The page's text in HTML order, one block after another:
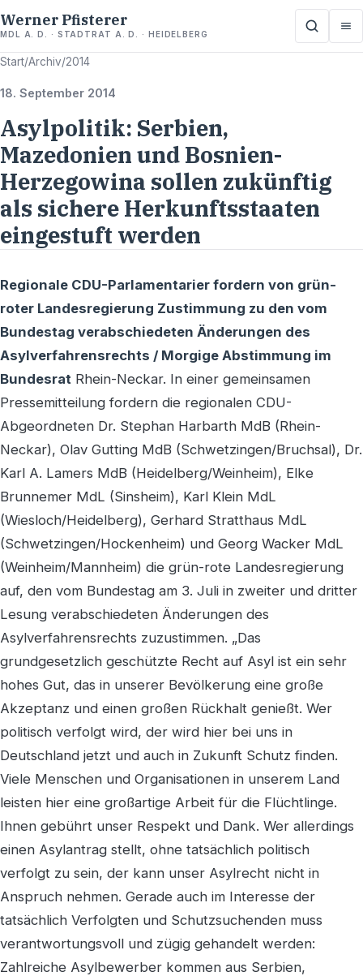
Werner Pfisterer
MDL A. D. · STADTRAT A. D. · HEIDELBERG
Start/Archiv/2014
18. September 2014
Asylpolitik: Serbien,
Mazedonien und Bosnien-
Herzegowina sollen zukünftig
als sichere Herkunftsstaaten
eingestuft werden
Regionale CDU-Parlamentarier fordern von grün-
roter Landesregierung Zustimmung zu den vom
Bundestag verabschiedeten Änderungen des
Asylverfahrensrechts / Morgige Abstimmung im
Bundesrat Rhein-Neckar. In einer gemeinsamen
Pressemitteilung fordern die regionalen CDU-
Abgeordneten Dr. Stephan Harbarth MdB (Rhein-
Neckar), Olav Gutting MdB (Schwetzingen/Bruchsal), Dr.
Karl A. Lamers MdB (Heidelberg/Weinheim), Elke
Brunnemer MdL (Sinsheim), Karl Klein MdL
(Wiesloch/Heidelberg), Gerhard Stratthaus MdL
(Schwetzingen/Hockenheim) und Georg Wacker MdL
(Weinheim/Mannheim) die grün-rote Landesregierung
auf, den vom Bundestag am 3. Juli in zweiter und dritter
Lesung verabschiedeten Änderungen des
Asylverfahrensrechts zuzustimmen. „Das
grundgesetzlich geschützte Recht auf Asyl ist ein sehr
hohes Gut, das in unserer Bevölkerung eine große
Akzeptanz und einen großen Rückhalt genießt. Wer
politisch verfolgt wird, der wird hier bei uns in
Deutschland jetzt und auch in Zukunft Schutz finden.
Viele Menschen und Organisationen in unserem Land
leisten hier eine großartige Arbeit für die Flüchtlinge.
Ihnen gebührt unser Respekt und Dank. Wer allerdings
einen Asylantrag stellt, ohne tatsächlich politisch
verfolgt zu sein, der kann unser Asylrecht nicht in
Anspruch nehmen. Gerade auch im Interesse der
tatsächlich Verfolgten und Schutzsuchenden muss
verantwortungsvoll und zügig gehandelt werden:
Zahlreiche Asylbewerber kommen aus Serbien,